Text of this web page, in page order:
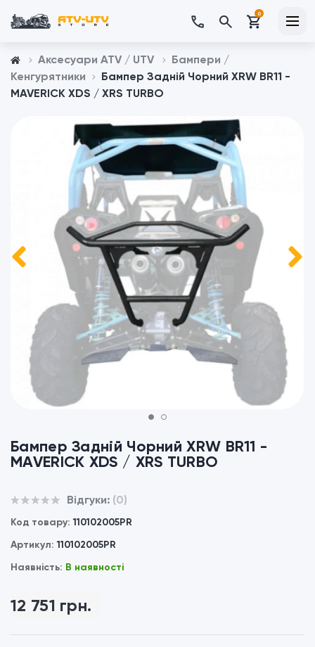
0
Аксесуари ATV / UTV
Бампери /
Кенгурятники
Бампер Задній Чорний XRW BR11 -
MAVERICK XDS / XRS TURBO
Бампер Задній Чорний XRW BR11 -
MAVERICK XDS / XRS TURBO
Відгуки: (0)
Код товару:110102005PR
Артикул:110102005PR
Наявність: В наявності
12 751 грн.